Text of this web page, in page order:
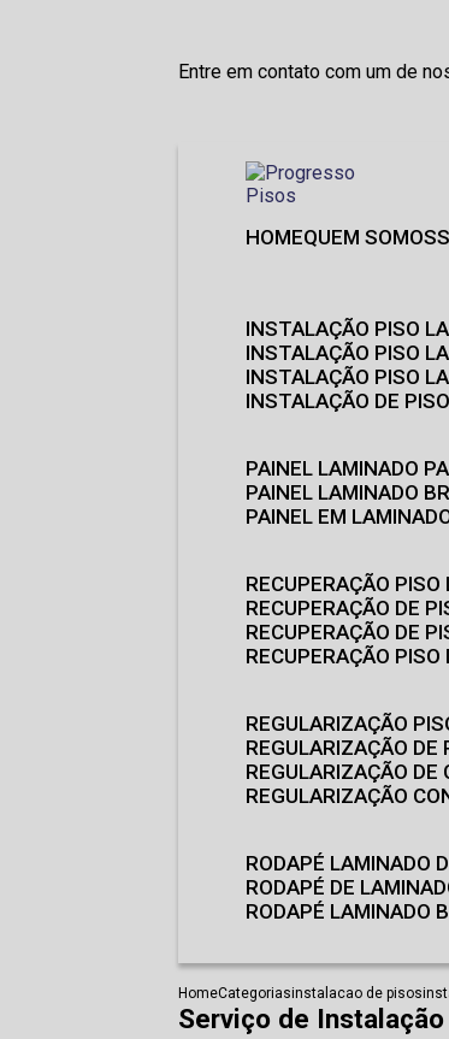
Entre em contato com um de
HOME QUEM SOMOS
INSTALAÇÃO PISO
INSTALAÇÃO PISO
INSTALAÇÃO PISO
INSTALAÇÃO DE
PAINEL LAMINADO
PAINEL LAMINADO
PAINEL EM
RECUPERAÇÃO
RECUPERAÇÃO DE
RECUPERAÇÃO DE
RECUPERAÇÃO
REGULARIZAÇÃO
REGULARIZAÇÃO
REGULARIZAÇÃO
REGULARIZAÇÃO
RODAPÉ LAMINADO
RODAPÉ DE
RODAPÉ LAMINADO
HomeCategoriasinstalacao de pisos
Serviço de